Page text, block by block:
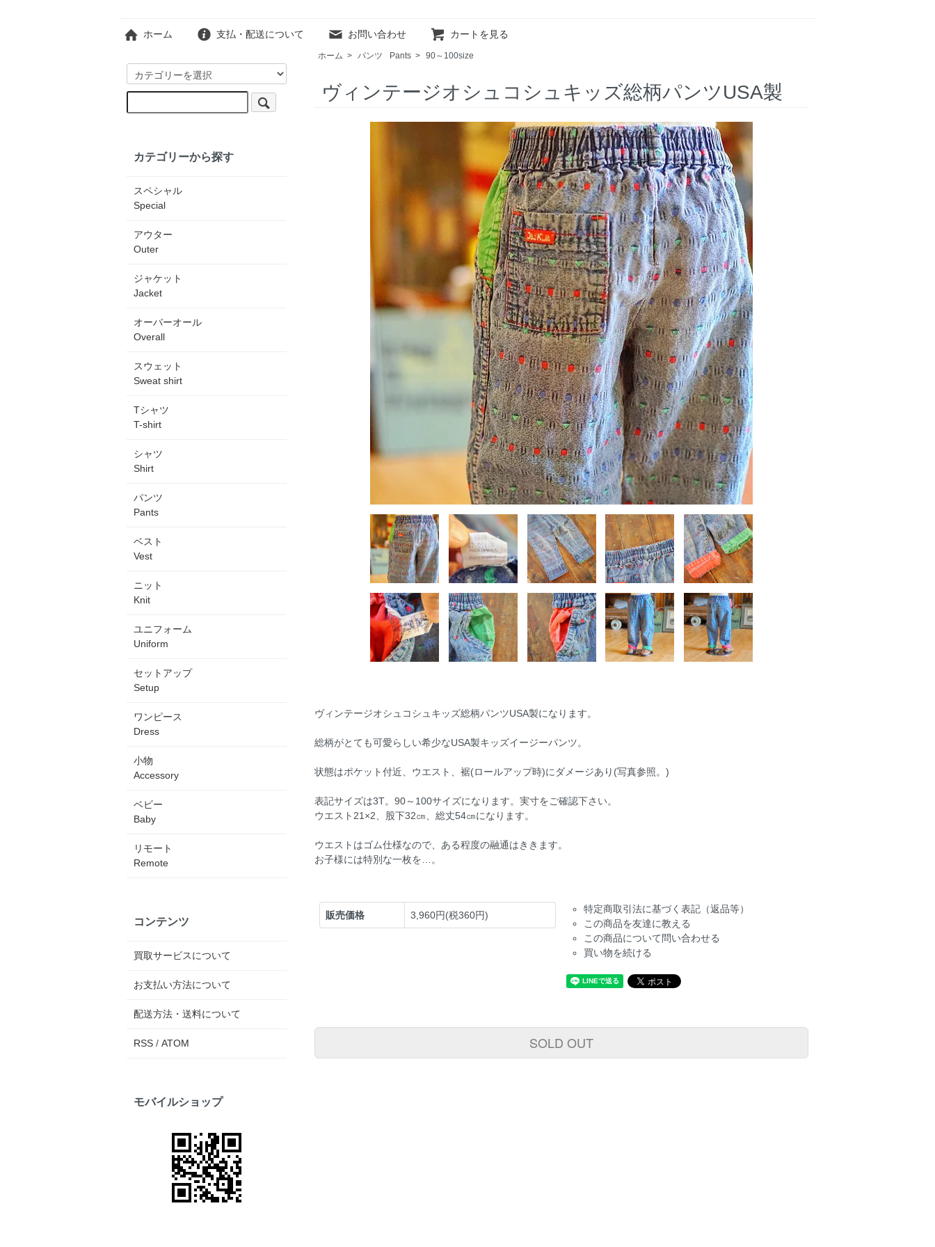
ホーム 支払・配送について お問い合わせ カートを見る
ホーム > パンツ Pants > 90～100size
ヴィンテージオシュコシュキッズ総柄パンツUSA製
ヴィンテージオシュコシュキッズ総柄パンツUSA製になります。
総柄がとても可愛らしい希少なUSA製キッズイージーパンツ。
状態はポケット付近、ウエスト、裾(ロールアップ時)にダメージあり(写真参照。)
表記サイズは3T。90～100サイズになります。実寸をご確認下さい。
ウエスト21×2、股下32㎝、総丈54㎝になります。
ウエストはゴム仕様なので、ある程度の融通はききます。
お子様には特別な一枚を…。
販売価格 3,960円(税360円)
特定商取引法に基づく表記（返品等）
この商品を友達に教える
この商品について問い合わせる
買い物を続ける
SOLD OUT
カテゴリーから探す
スペシャル
Special
アウター
Outer
ジャケット
Jacket
オーバーオール
Overall
スウェット
Sweat shirt
Tシャツ
T-shirt
シャツ
Shirt
パンツ
Pants
ベスト
Vest
ニット
Knit
ユニフォーム
Uniform
セットアップ
Setup
ワンピース
Dress
小物
Accessory
ベビー
Baby
リモート
Remote
コンテンツ
買取サービスについて
お支払い方法について
配送方法・送料について
RSS / ATOM
モバイルショップ